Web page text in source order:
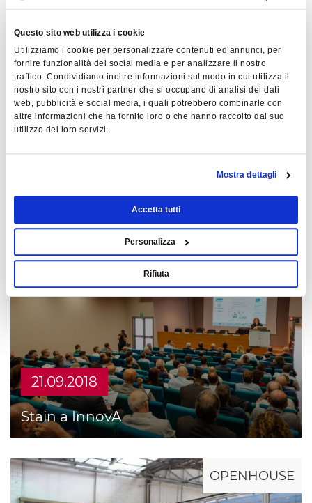
Questo sito web utilizza i cookie
Utilizziamo i cookie per personalizzare contenuti ed annunci, per
fornire funzionalità dei social media e per analizzare il nostro
traffico. Condividiamo inoltre informazioni sul modo in cui utilizza il
nostro sito con i nostri partner che si occupano di analisi dei dati
web, pubblicità e social media, i quali potrebbero combinarle con
altre informazioni che ha fornito loro o che hanno raccolto dal suo
utilizzo dei loro servizi.
Mostra dettagli
Accetta tutti
Personalizza
Rifiuta
20.11.2018
21.09.2018
Stain a InnovA
OPENHOUSE